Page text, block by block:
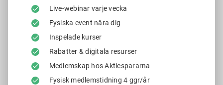
Live-webinar varje vecka
Fysiska event nära dig
Inspelade kurser
Rabatter & digitala resurser
Medlemskap hos Aktiespararna
Fysisk medlemstidning 4 ggr/år